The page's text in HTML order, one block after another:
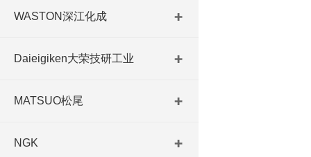
WASTON深江化成
Daieigiken大荣技研工业
MATSUO松尾
NGK